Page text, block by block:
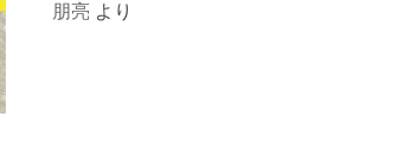
朋亮 より